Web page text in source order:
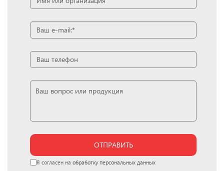
ОТПРАВИТЬ
Я согласен на обработку персональных данных